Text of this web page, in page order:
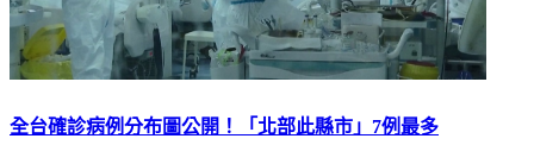
全台確診病例分布圖公開！「北部此縣市」7例最多